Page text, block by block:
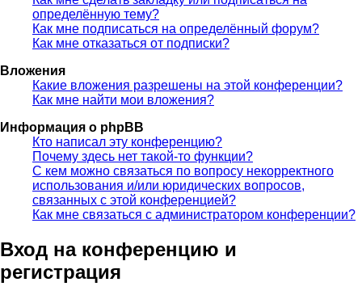
определённую тему?
Как мне подписаться на определённый форум?
Как мне отказаться от подписки?
Вложения
Какие вложения разрешены на этой конференции?
Как мне найти мои вложения?
Информация о phpBB
Кто написал эту конференцию?
Почему здесь нет такой-то функции?
С кем можно связаться по вопросу некорректного
использования и/или юридических вопросов,
связанных с этой конференцией?
Как мне связаться с администратором конференции?
Вход на конференцию и
регистрация